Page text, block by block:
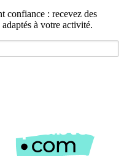
confiance : recevez des
à votre activité.